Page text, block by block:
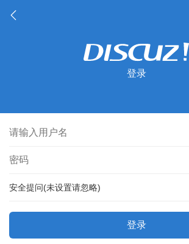
登录
安全提问(未设置请忽略)
登录